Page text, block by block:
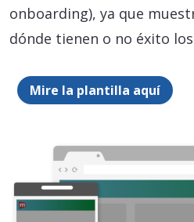
onboarding), ya que
dónde tienen o no éxito
Mire la plantilla aquí